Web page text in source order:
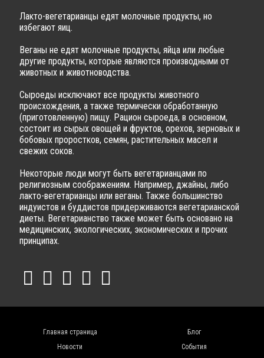
Лакто-вегетарианцы едят молочные продукты, но
избегают яиц.
Веганы не едят молочные продукты, яйца или любые
другие продукты, которые являются производными от
животных и животноводства.
Сыроеды исключают все продукты животного
происхождения, а также термически обработанную
(приготовленную) пищу. Рацион сыроеда, в основном,
состоит из сырых овощей и фруктов, орехов, зерновых и
бобовых проростков, семян, растительных масел и
свежих соков.
Некоторые люди могут быть вегетарианцами по
религиозным соображениям. Например, джайны, либо
лакто-вегетарианцы или веганы. Также большинство
индуистов и буддистов придерживаются вегетарианской
диеты. Вегетарианство также может быть основано на
медицинских, экологических, экономических и прочих
принципах.
Главная страница
Блог
Новости
События